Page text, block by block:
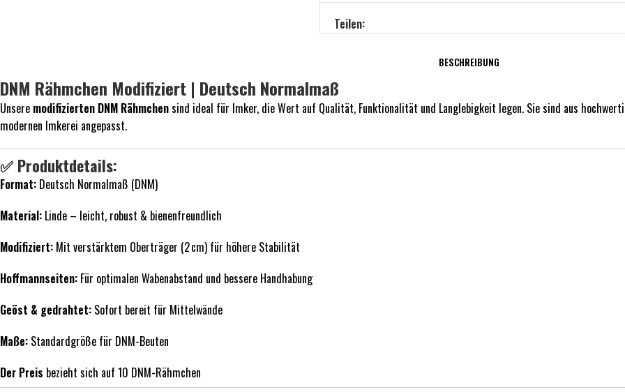
Teilen:
BESCHREIBUNG
DNM Rähmchen Modifiziert | Deutsch Normalmaß
Unsere modifizierten DNM Rähmchensind ideal für Imker, die Wert auf Qualität, Funktionalität und Langlebigkeit legen. Sie sind aus
modernen Imkerei angepasst.
✅ Produktdetails:
Format: Deutsch Normalmaß (DNM)
Material: Linde – leicht, robust & bienenfreundlich
Modifiziert: Mit verstärktem Oberträger (2 cm) für höhere Stabilität
Hoffmannseiten: Für optimalen Wabenabstand und bessere Handhabung
Geöst & gedrahtet: Sofort bereit für Mittelwände
Maße: Standardgröße für DNM-Beuten
Der Preis bezieht sich auf 10 DNM-Rähmchen